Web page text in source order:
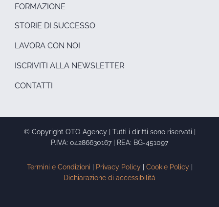
FORMAZIONE
STORIE DI SUCCESSO
LAVORA CON NOI
ISCRIVITI ALLA NEWSLETTER
CONTATTI
© Copyright OTO Agency | Tutti i diritti sono riservati |
P.IVA: 04286630167 | REA: BG-451097
Termini e Condizioni Privacy Policy| Cookie Policy|
Dichiarazione di accessibilità